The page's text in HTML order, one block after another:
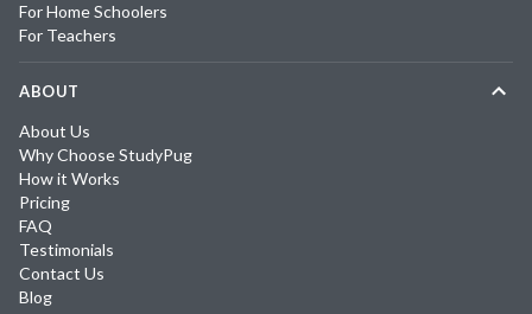
For Home Schoolers
For Teachers
ABOUT
About Us
Why Choose StudyPug
How it Works
Pricing
FAQ
Testimonials
Contact Us
Blog